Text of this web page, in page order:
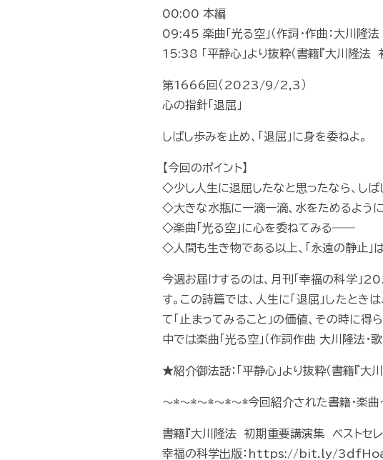
00:00 本編
09:45 楽曲「光る空」（作詞・作曲：大川隆
15:38 「平静心」より抜粋（書籍『大川隆
第1666回（2023/9/2,3）
心の指針「退屈」
しばし歩みを止め、「退屈」に身を委ねよ。
【今回のポイント】
◇少し人生に退屈したなと思ったなら、しば
◇大きな水瓶に一滴一滴、水をためるよう
◇楽曲「光る空」に心を委ねてみる――
◇人間も生き物である以上、「永遠の静止」
今週お届けするのは、月刊「幸福の科学」
す。この詩篇では、人生に「退屈」したと
て「止まってみること」の価値、その時に
中では楽曲「光る空」（作詞作曲 大川隆法・
★紹介御法話：「平静心」より抜粋（書籍『
～*～*～*～*～*今回紹介された書籍・楽
書籍『大川隆法 初期重要講演集 ベストセ
幸福の科学出版：https://bit.ly/